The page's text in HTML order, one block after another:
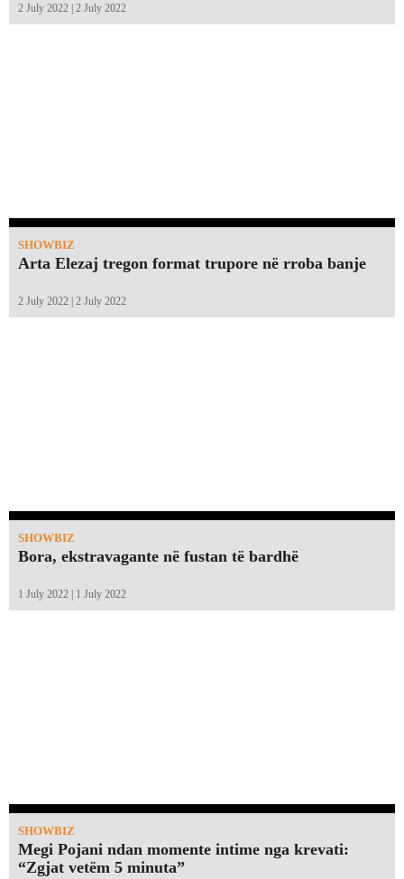
2 July 2022 | 2 July 2022
SHOWBIZ
Arta Elezaj tregon format trupore në rroba banje
2 July 2022 | 2 July 2022
SHOWBIZ
Bora, ekstravagante në fustan të bardhë
1 July 2022 | 1 July 2022
SHOWBIZ
Megi Pojani ndan momente intime nga krevati:
“Zgjat vetëm 5 minuta”￼